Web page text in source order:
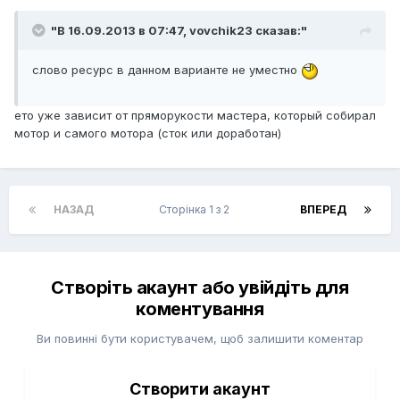
"В 16.09.2013 в 07:47, vovchik23 сказав:"
слово ресурс в данном варианте не уместно
ето уже зависит от пряморукости мастера, который собирал
мотор и самого мотора (сток или доработан)
НАЗАД ВПЕРЕД
Сторінка 1 з 2
Створіть акаунт або увійдіть для
коментування
Ви повинні бути користувачем, щоб залишити коментар
Створити акаунт